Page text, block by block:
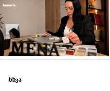
STORIES
სხვა